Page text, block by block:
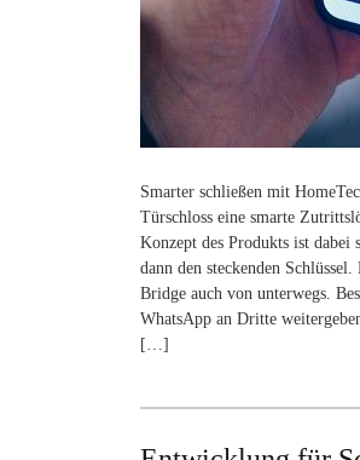
Smarter schließen mit
Türschloss eine smarte
Konzept des Produkts ist dabei
dann den steckenden
Bridge auch von unterwegs.
WhatsApp an Dritte
[…]